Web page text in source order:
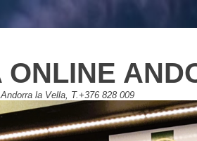
la Vella, T.+376 828 009